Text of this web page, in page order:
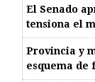
El Senado
tensiona el
Provincia y
esquema de